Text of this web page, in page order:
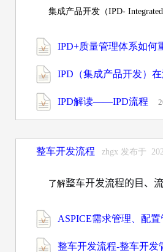
集成产品开发（IPD-
IPD+质量管理体系如何
IPD（集成产品开发）
IPD解读——IPD流程
整车开发流程 zhgx 发布于
了解整车开发流程的目、
ASPICE需求管理、配
整车开发流程-整车开发